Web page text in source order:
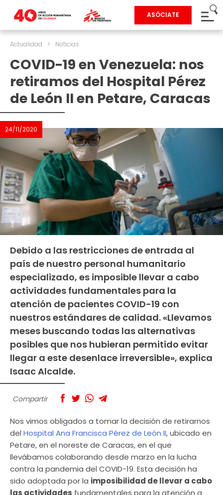
ASÓCIATE
Actualidad > Noticias
COVID-19 en Venezuela: nos
retiramos del Hospital Pérez
de León II en Petare, Caracas
24/11/2020
Debido a las restricciones de entrada al
país de nuestro personal humanitario
especializado, es imposible llevar a cabo
actividades fundamentales para la
atención de pacientes COVID-19 con
nuestros estándares de calidad. «Llevamos
meses buscando todas las alternativas
posibles que nos hubieran permitido evitar
llegar a este desenlace irreversible», explica
Isaac Alcalde.
Compartir
Nos vimos obligados a tomar la decisión de retirarnos
del Hospital Ana Francisca Pérez de León II, ubicado en
Petare, en el noreste de Caracas, en el que
llevábamos colaborando desde marzo en la lucha
contra la pandemia del COVID-19. Esta decisión ha
sido adoptada por la imposibilidad de llevar a cabo